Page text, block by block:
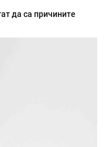
да са причините